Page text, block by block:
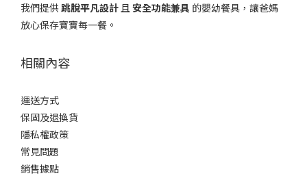
我們提供跳脫平凡設計且安全功能兼具 的嬰幼餐具，讓爸媽
放心保存寶寶每一餐。
相關內容
運送方式
保固及退換貨
隱私權政策
常見問題
銷售據點